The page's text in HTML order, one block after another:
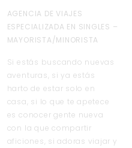
AGENCIA DE VIAJES
ESPECIALIZADA EN SINGLES –
MAYORISTA/MINORISTA
Si estás buscando nuevas
aventuras, si ya estás
harto de estar solo en
casa, si lo que te apetece
es conocer gente nueva
con la que compartir
aficiones, si adoras viajar y